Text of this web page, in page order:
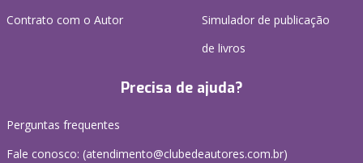
Contrato com o Autor
Simulador de publicação
de livros
Precisa de ajuda?
Perguntas frequentes
Fale conosco: (atendimento@clubedeautores.com.br)